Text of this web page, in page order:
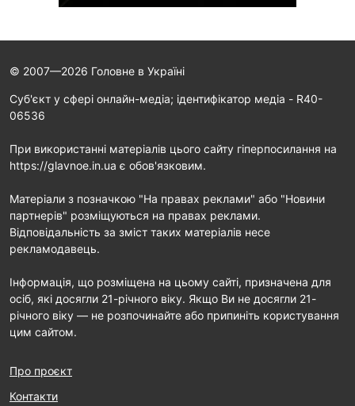
© 2007—2026 Головне в Україні
Cуб'єкт у сфері онлайн-медіа; ідентифікатор медіа - R40-
06536
При використанні матеріалів цього сайту гіперпосилання на
https://glavnoe.in.ua є обов'язковим.
Матеріали з позначкою "На правах реклами" або "Новини
партнерів" розміщуються на правах реклами.
Відповідальність за зміст таких матеріалів несе
рекламодавець.
Інформація, що розміщена на цьому сайті, призначена для
осіб, які досягли 21-річного віку. Якщо Ви не досягли 21-
річного віку — не розпочинайте або припиніть користування
цим сайтом.
Про проєкт
Контакти